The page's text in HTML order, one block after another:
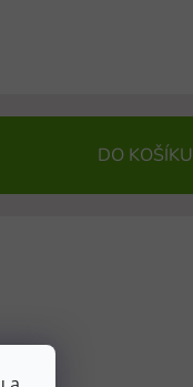
DO KOŠÍKU